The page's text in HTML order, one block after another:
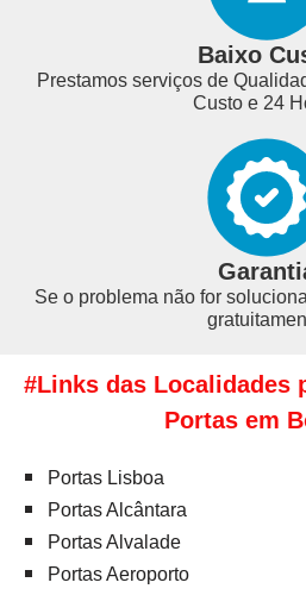
Baixo
Prestamos serviços de
Custo e 24
Se o problema não for
#Links das Localidades
Portas em
Portas Lisboa
Portas Alcântara
Portas Alvalade
Portas Aeroporto